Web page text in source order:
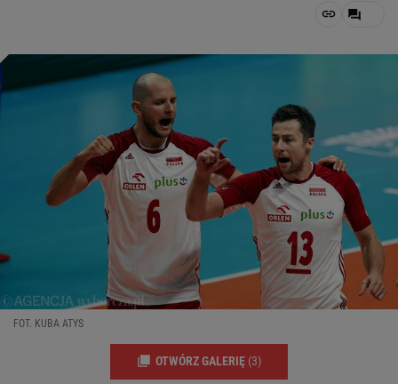
FOT. KUBA ATYS
OTWÓRZ GALERIĘ (3)